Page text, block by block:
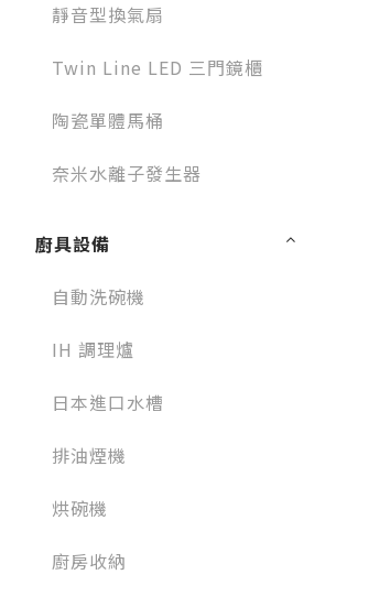
靜音型換氣扇
Twin Line LED 三門鏡櫃
陶瓷單體馬桶
奈米水離子發生器
廚具設備
自動洗碗機
IH 調理爐
日本進口水槽
排油煙機
烘碗機
廚房收納